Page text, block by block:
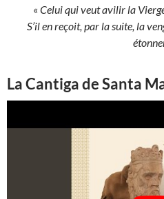
« Celui qui veut avilir la
S’il en reçoit, par la suite, la
La Cantiga de Santa